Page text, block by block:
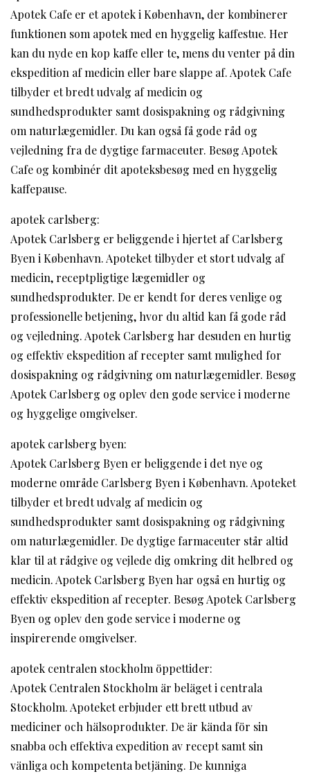
Apotek Cafe er et apotek i København, der kombinerer
funktionen som apotek med en hyggelig kaffestue. Her
kan du nyde en kop kaffe eller te, mens du venter på din
ekspedition af medicin eller bare slappe af. Apotek Cafe
tilbyder et bredt udvalg af medicin og
sundhedsprodukter samt dosispakning og rådgivning
om naturlægemidler. Du kan også få gode råd og
vejledning fra de dygtige farmaceuter. Besøg Apotek
Cafe og kombinér dit apoteksbesøg med en hyggelig
kaffepause.
apotek carlsberg:
Apotek Carlsberg er beliggende i hjertet af Carlsberg
Byen i København. Apoteket tilbyder et stort udvalg af
medicin, receptpligtige lægemidler og
sundhedsprodukter. De er kendt for deres venlige og
professionelle betjening, hvor du altid kan få gode råd
og vejledning. Apotek Carlsberg har desuden en hurtig
og effektiv ekspedition af recepter samt mulighed for
dosispakning og rådgivning om naturlægemidler. Besøg
Apotek Carlsberg og oplev den gode service i moderne
og hyggelige omgivelser.
apotek carlsberg byen:
Apotek Carlsberg Byen er beliggende i det nye og
moderne område Carlsberg Byen i København. Apoteket
tilbyder et bredt udvalg af medicin og
sundhedsprodukter samt dosispakning og rådgivning
om naturlægemidler. De dygtige farmaceuter står altid
klar til at rådgive og vejlede dig omkring dit helbred og
medicin. Apotek Carlsberg Byen har også en hurtig og
effektiv ekspedition af recepter. Besøg Apotek Carlsberg
Byen og oplev den gode service i moderne og
inspirerende omgivelser.
apotek centralen stockholm öppettider:
Apotek Centralen Stockholm är beläget i centrala
Stockholm. Apoteket erbjuder ett brett utbud av
mediciner och hälsoprodukter. De är kända för sin
snabba och effektiva expedition av recept samt sin
vänliga och kompetenta betjäning. De kunniga